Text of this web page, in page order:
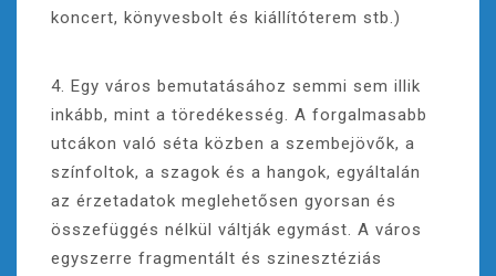
koncert, könyvesbolt és kiállítóterem stb.)
4. Egy város bemutatásához semmi sem illik
inkább, mint a töredékesség. A forgalmasabb
utcákon való séta közben a szembejövők, a
színfoltok, a szagok és a hangok, egyáltalán
az érzetadatok meglehetősen gyorsan és
összefüggés nélkül váltják egymást. A város
egyszerre fragmentált és szinesztéziás